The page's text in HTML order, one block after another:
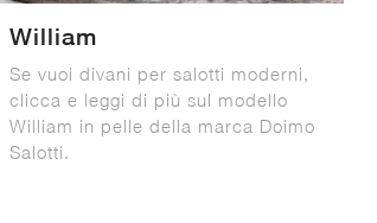
William
Se vuoi divani per salotti moderni,
clicca e leggi di più sul modello
William in pelle della marca Doimo
Salotti.